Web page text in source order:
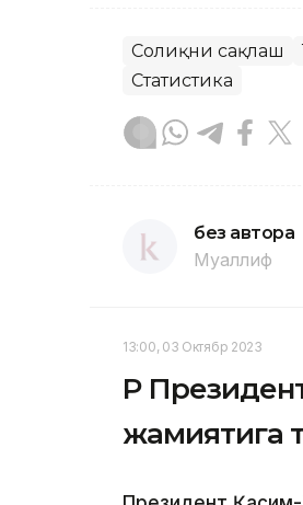
Соғлиқни сақлаш
Статистика
без автора
Муаллиф
13:00, 03 Октябр 2023
ҚР
жамиятига